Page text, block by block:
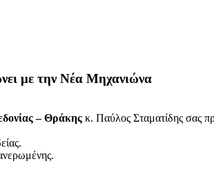
με την Νέα Μηχανιώνα
– Θράκης κ. Παύλος Σταματίδης σας